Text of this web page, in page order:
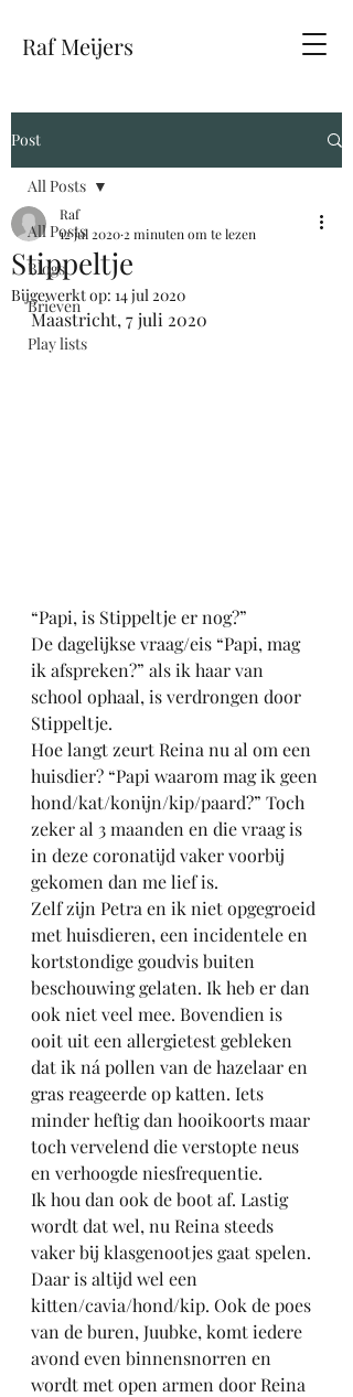
Raf Meijers
Post
All Posts
Blogs
Brieven
Play lists
All Posts
Stippeltje
Raf
12 jul 2020 2 minuten om te lezen
Bijgewerkt op: 14 jul 2020
Maastricht, 7 juli 2020
“Papi, is Stippeltje er nog?”
De dagelijkse vraag/eis “Papi, mag
ik afspreken?” als ik haar van
school ophaal, is verdrongen door
Stippeltje.
Hoe langt zeurt Reina nu al om een
huisdier? “Papi waarom mag ik geen
hond/kat/konijn/kip/paard?” Toch
zeker al 3 maanden en die vraag is
in deze coronatijd vaker voorbij
gekomen dan me lief is.
Zelf zijn Petra en ik niet opgegroeid
met huisdieren, een incidentele en
kortstondige goudvis buiten
beschouwing gelaten. Ik heb er dan
ook niet veel mee. Bovendien is
ooit uit een allergietest gebleken
dat ik ná pollen van de hazelaar en
gras reageerde op katten. Iets
minder heftig dan hooikoorts maar
toch vervelend die verstopte neus
en verhoogde niesfrequentie.
Ik hou dan ook de boot af. Lastig
wordt dat wel, nu Reina steeds
vaker bij klasgenootjes gaat spelen.
Daar is altijd wel een
kitten/cavia/hond/kip. Ook de poes
van de buren, Juubke, komt iedere
avond even binnensnorren en
wordt met open armen door Reina